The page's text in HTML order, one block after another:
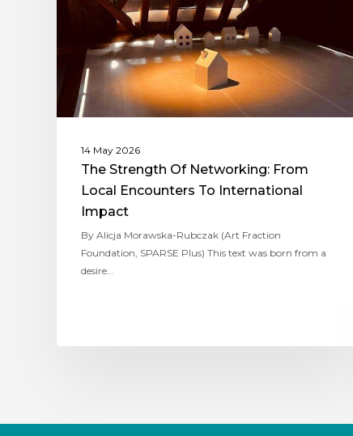
14 May 2026
The Strength Of Networking: From
Local Encounters To International
Impact
By Alicja Morawska-Rubczak (Art Fraction
Foundation, SPARSE Plus) This text was born from a
desire…